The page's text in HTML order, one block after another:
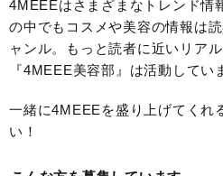
4MEEEはさまざまなトレンド情
の中でもコスメや美容の情報は
ャンル。もっと読者に近いリア
『4MEEE美容部』は活動して
一緒に4MEEEを盛り上げてくれ
い！